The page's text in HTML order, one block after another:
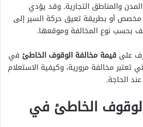
والمناطق التجارية. وقد يؤدي
أو بطريقة تعيق حركة السير إلى
بحسب نوع المخالفة وموقعها.
على قيمة مخالفة الوقوف الخاطئ في
تعتبر مخالفة مرورية، وكيفية الاستعلام
الحاجة.
الخاطئ في